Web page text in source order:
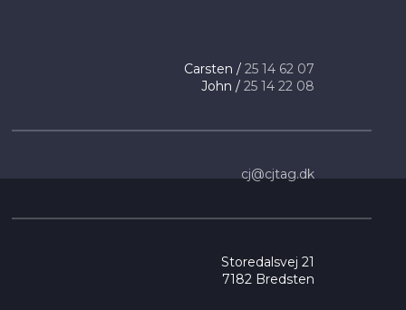
​Carsten /25 14 ​62 07
​ John /25 14 22 08
cj@cjtag.dk
Storedalsvej 21
7182 Bredsten